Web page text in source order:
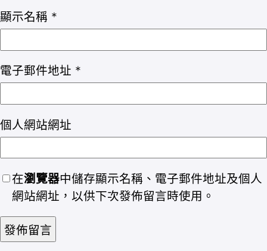
顯示名稱 *
電子郵件地址 *
個人網站網址
在瀏覽器中儲存顯示名稱、電子郵件地址及個人
網站網址，以供下次發佈留言時使用。